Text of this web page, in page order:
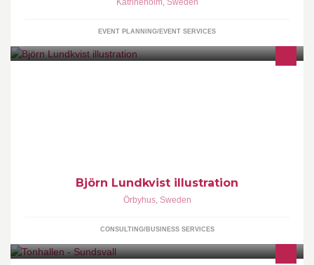
Katrineholm, Sweden
EVENT PLANNING/EVENT SERVICES
Björn Lundkvist illustration
Örbyhus, Sweden
CONSULTING/BUSINESS SERVICES